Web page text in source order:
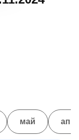
май